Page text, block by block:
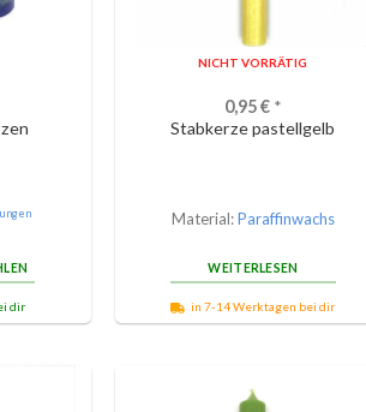
dir
NICHT VORRÄTIG
0,95€*
Stabkerze pastellgelb
Material:Paraffinwachs
WEITERLESEN
in 7-14 Werktagen bei dir